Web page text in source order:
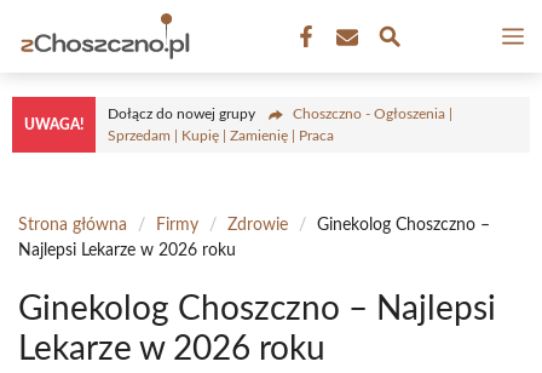
treści
UWAGA!
Dołącz do nowej grupy
Choszczno - Ogłoszenia |
Sprzedam | Kupię | Zamienię | Praca
Strona główna / Firmy / Zdrowie /
Ginekolog Choszczno –
Najlepsi Lekarze w 2026 roku
Ginekolog Choszczno – Najlepsi
Lekarze w 2026 roku